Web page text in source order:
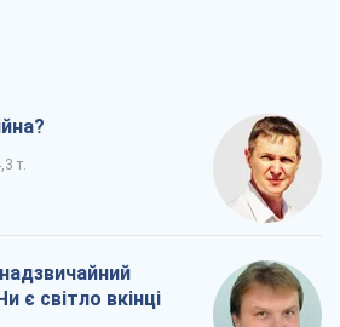
т.
є світло вкінці